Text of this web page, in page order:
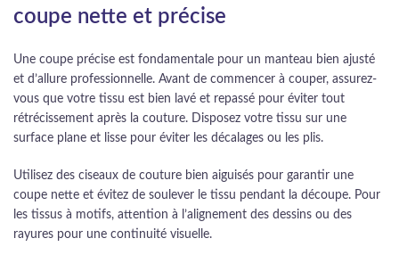
coupe nette et précise
Une coupe précise est fondamentale pour un manteau bien ajusté
et d’allure professionnelle. Avant de commencer à couper, assurez-
vous que votre tissu est bien lavé et repassé pour éviter tout
rétrécissement après la couture. Disposez votre tissu sur une
surface plane et lisse pour éviter les décalages ou les plis.
Utilisez des ciseaux de couture bien aiguisés pour garantir une
coupe nette et évitez de soulever le tissu pendant la découpe. Pour
les tissus à motifs, attention à l’alignement des dessins ou des
rayures pour une continuité visuelle.